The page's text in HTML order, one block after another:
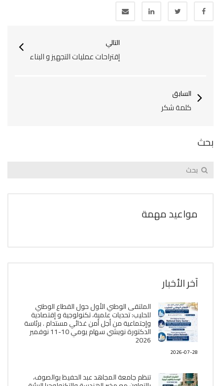
التالي
إقتراحات عمليات التجهيز و البناء
السابق
كلمة شكر
بحث
مواعيد مهمة
آخر الأخبار
الملتقى الوطني الأول حول القطاع الوطني
للحليب: تحديات علمية، تكنولوجية و إقتصادية
وإجتماعية من أجل أمن غذائي مستدام . برئاسة
الدكتورة نويشي سهام يومي 10-11 نوفمبر
2026
2026-07-28
تنظم جامعة المجاهد عبد الحفيظ بوالصوف،